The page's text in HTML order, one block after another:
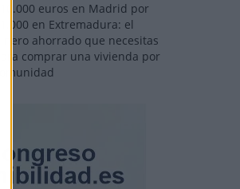
110.000 euros en Madrid por
31.000 en Extremadura: el
dinero ahorrado que necesitas
para comprar una vivienda por
comunidad